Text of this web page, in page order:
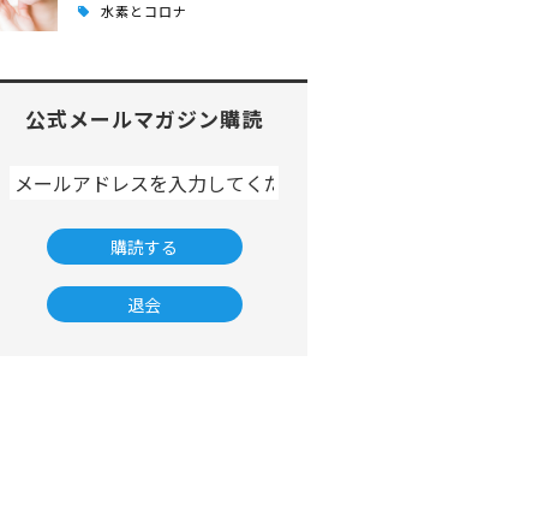
水素とコロナ
公式メールマガジン購読